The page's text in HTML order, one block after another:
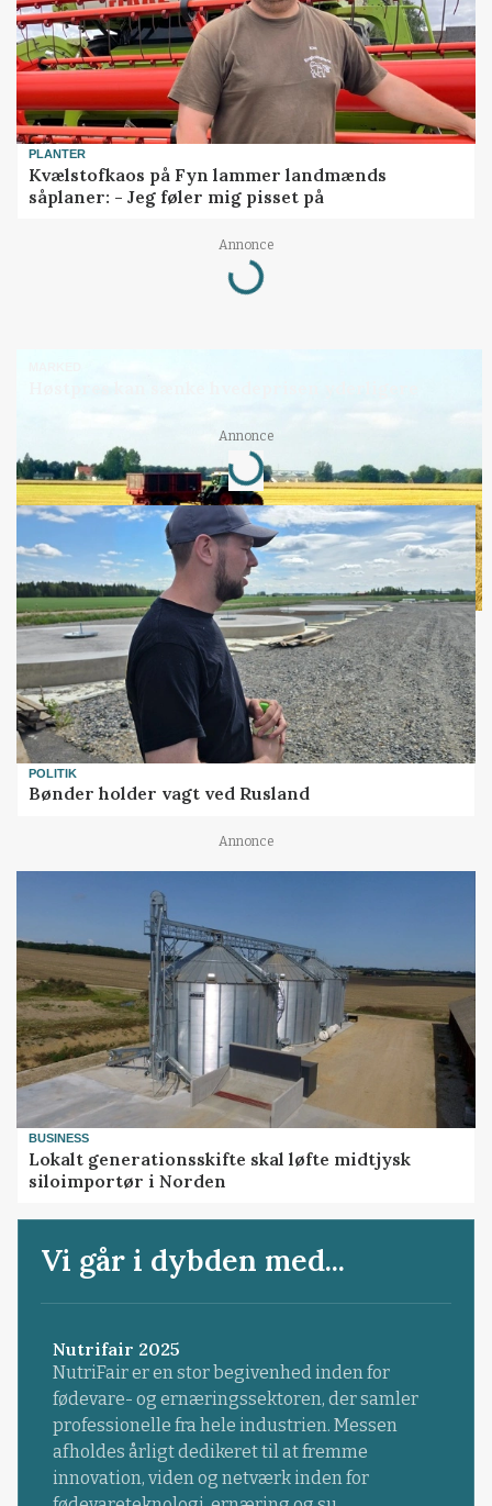
PLANTER
Kvælstofkaos på Fyn lammer landmænds
såplaner: - Jeg føler mig pisset på
Annonce
Loading...
Annonce
Loading...
POLITIK
Bønder holder vagt ved Rusland
Annonce
BUSINESS
Lokalt generationsskifte skal løfte midtjysk
siloimportør i Norden
Vi går i dybden med...
Nutrifair 2025
NutriFair er en stor begivenhed inden for
fødevare- og ernæringssektoren, der samler
professionelle fra hele industrien. Messen
afholdes årligt dedikeret til at fremme
innovation, viden og netværk inden for